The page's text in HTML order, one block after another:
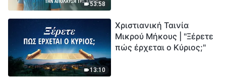
53:58
13:10
Χριστιανική Ταινία
Μικρού Μήκους | "Ξέρετε
πώς έρχεται ο Κύριος;"